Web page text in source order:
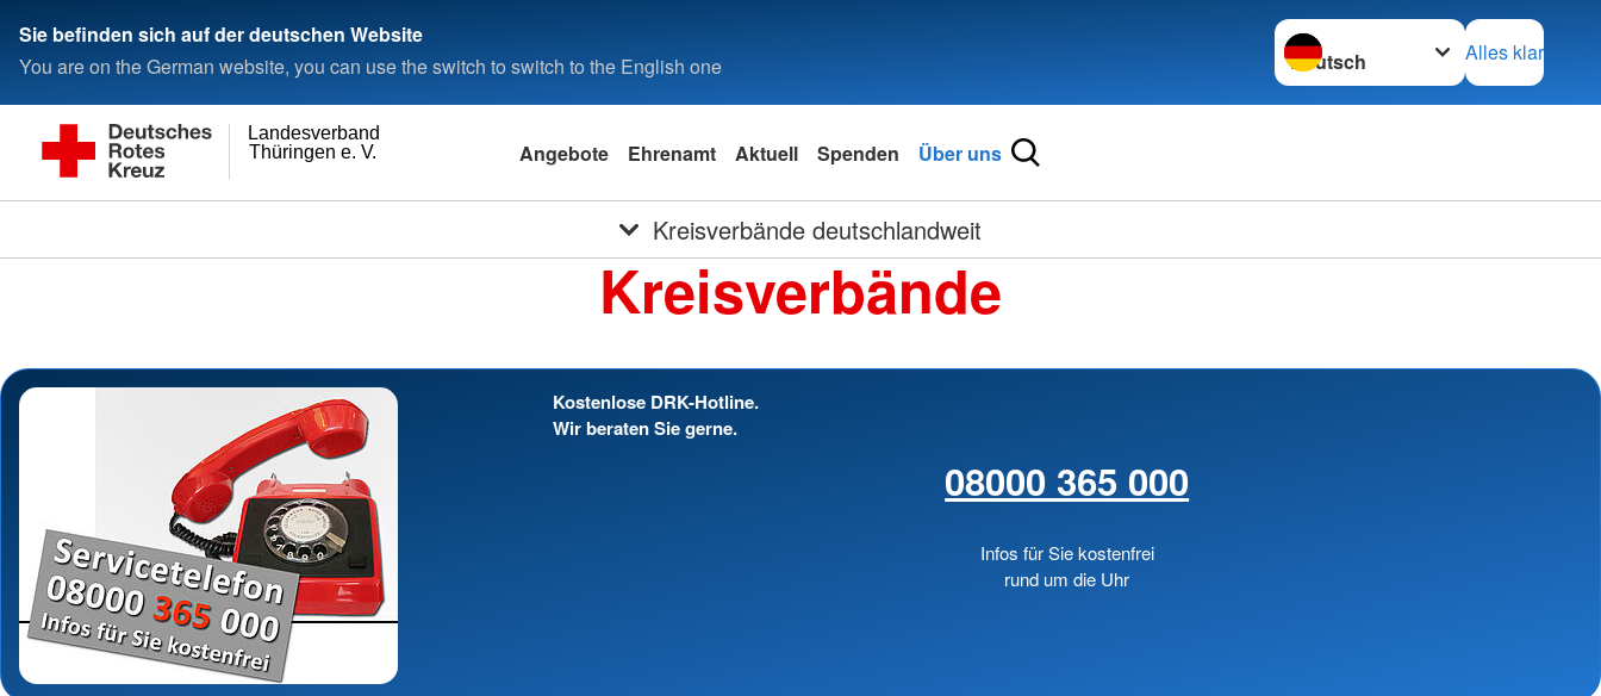
Sie befinden sich auf der deutschen Website
You are on the German website, you can use the switch to switch to the English one
Sprache wechseln zu
Alles klar
Thüringen e. V.
Landesverband
Angebote Ehrenamt Aktuell Spenden Über uns
Kreisverbände deutschlandweit
Kreisverbände
Kostenlose DRK-Hotline.
Wir beraten Sie gerne.
08000 365 000
Infos für Sie kostenfrei
rund um die Uhr